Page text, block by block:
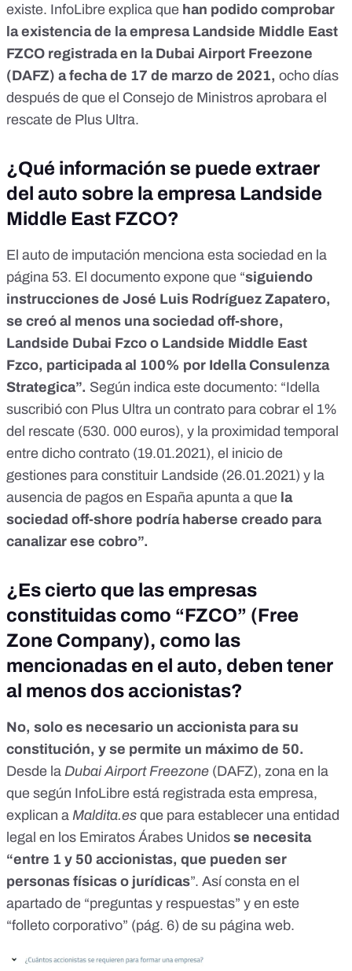
existe. InfoLibre explica que han podido comprobar
la existencia de la empresa Landside Middle East
FZCO registrada en la Dubai Airport Freezone
(DAFZ) a fecha de 17 de marzo de 2021, ocho días
después de que el Consejo de Ministros aprobara el
rescate de Plus Ultra.
¿Qué información se puede extraer
del auto sobre la empresa Landside
Middle East FZCO?
El auto de imputación menciona esta sociedad en la
página 53. El documento expone que “siguiendo
instrucciones de José Luis Rodríguez Zapatero,
se creó al menos una sociedad off-shore,
Landside Dubai Fzco o Landside Middle East
Fzco, participada al 100% por Idella Consulenza
Strategica”. Según indica este documento: “Idella
suscribió con Plus Ultra un contrato para cobrar el 1%
del rescate (530. 000 euros), y la proximidad temporal
entre dicho contrato (19.01.2021), el inicio de
gestiones para constituir Landside (26.01.2021) y la
ausencia de pagos en España apunta a que la
sociedad off-shore podría haberse creado para
canalizar ese cobro”.
¿Es cierto que las empresas
constituidas como “FZCO” (Free
Zone Company), como las
mencionadas en el auto, deben tener
al menos dos accionistas?
No, solo es necesario un accionista para su
constitución, y se permite un máximo de 50.
Desde la Dubai Airport Freezone (DAFZ), zona en la
que según InfoLibre está registrada esta empresa,
explican a Maldita.es que para establecer una entidad
legal en los Emiratos Árabes Unidos se necesita
“entre 1 y 50 accionistas, que pueden ser
personas físicas o jurídicas”. Así consta en el
apartado de “preguntas y respuestas” y en este
“folleto corporativo” (pág. 6) de su página web.